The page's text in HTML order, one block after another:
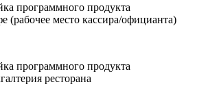
программного продукта
место кассира/официанта)
программного продукта
ресторана